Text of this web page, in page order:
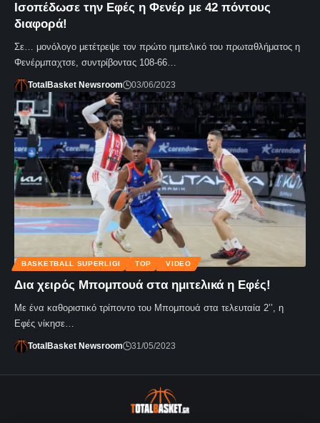
Ισοπέδωσε την Εφές η Φενέρ με 42 πόντους
διαφορά!
Σε… μονόλογο μετέτρεψε τον πρώτο ημιτελικό του πρωταθλήματος η
Φενέρμπαχτσε, συντρίβοντας 108-66…
TotalBasket Newsroom 03/06/2023
BASKETBALL SUPERLIGI TOP VIDEO
Δια χειρός Μπομπουά στα ημιτελικά η Εφές!
Με ένα καθοριστικό τρίποντο του Μπομπουά στα τελευταία 2’’, η
Εφές νίκησε…
TotalBasket Newsroom 31/05/2023